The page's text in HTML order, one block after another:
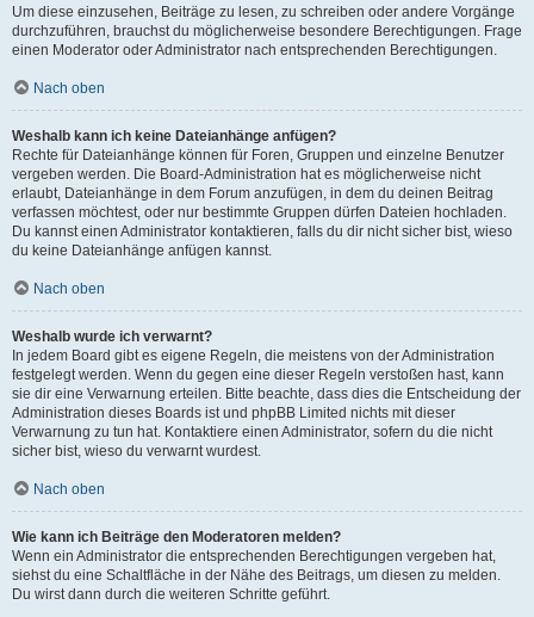
Um diese einzusehen, Beiträge zu lesen, zu schreiben oder andere Vorgänge
durchzuführen, brauchst du möglicherweise besondere Berechtigungen. Frage
einen Moderator oder Administrator nach entsprechenden Berechtigungen.
Nach oben
Weshalb kann ich keine Dateianhänge anfügen?
Rechte für Dateianhänge können für Foren, Gruppen und einzelne Benutzer
vergeben werden. Die Board-Administration hat es möglicherweise nicht
erlaubt, Dateianhänge in dem Forum anzufügen, in dem du deinen Beitrag
verfassen möchtest, oder nur bestimmte Gruppen dürfen Dateien hochladen.
Du kannst einen Administrator kontaktieren, falls du dir nicht sicher bist, wieso
du keine Dateianhänge anfügen kannst.
Nach oben
Weshalb wurde ich verwarnt?
In jedem Board gibt es eigene Regeln, die meistens von der Administration
festgelegt werden. Wenn du gegen eine dieser Regeln verstoßen hast, kann
sie dir eine Verwarnung erteilen. Bitte beachte, dass dies die Entscheidung der
Administration dieses Boards ist und phpBB Limited nichts mit dieser
Verwarnung zu tun hat. Kontaktiere einen Administrator, sofern du die nicht
sicher bist, wieso du verwarnt wurdest.
Nach oben
Wie kann ich Beiträge den Moderatoren melden?
Wenn ein Administrator die entsprechenden Berechtigungen vergeben hat,
siehst du eine Schaltfläche in der Nähe des Beitrags, um diesen zu melden.
Du wirst dann durch die weiteren Schritte geführt.